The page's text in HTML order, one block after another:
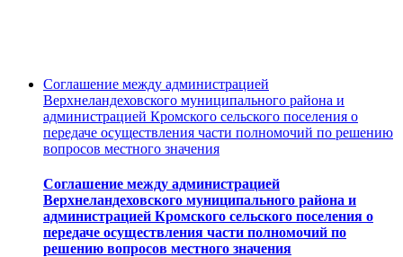
Соглашение между администрацией
Верхнеландеховского муниципального района и
администрацией Кромского сельского поселения о
передаче осуществления части полномочий по решению
вопросов местного значения
Соглашение между администрацией
Верхнеландеховского муниципального района и
администрацией Кромского сельского поселения о
передаче осуществления части полномочий по
решению вопросов местного значения